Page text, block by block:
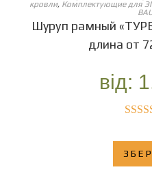
кровли, Комплектующие для
Шуруп рамный
длина от
від: